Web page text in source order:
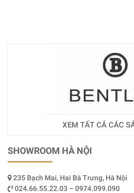
XEM TẤT CẢ CÁC
SHOWROOM HÀ NỘI
235 Bạch Mai, Hai Bà Trưng, Hà Nội
024.66.55.22.03 – 0974.099.090